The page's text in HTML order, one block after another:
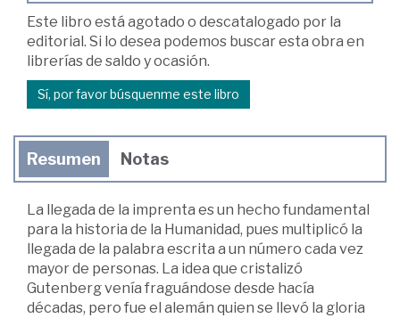
Este libro está agotado o descatalogado por la
editorial. Si lo desea podemos buscar esta obra en
librerías de saldo y ocasión.
Sí, por favor búsquenme este libro
Resumen Notas
La llegada de la imprenta es un hecho fundamental
para la historia de la Humanidad, pues multiplicó la
llegada de la palabra escrita a un número cada vez
mayor de personas. La idea que cristalizó
Gutenberg venía fraguándose desde hacía
décadas, pero fue el alemán quien se llevó la gloria